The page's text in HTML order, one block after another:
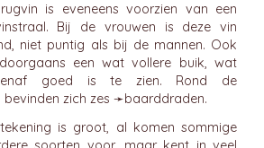
is eveneens voorzien van een
Bij de vrouwen is deze vin
niet puntig als bij de mannen. Ook
een wat vollere buik, wat
goed is te zien. Rond de
zich zes ➛baarddraden.
is groot, al komen sommige